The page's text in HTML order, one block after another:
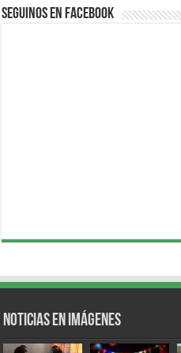
Seguinos en Facebook
Noticias en Imágenes